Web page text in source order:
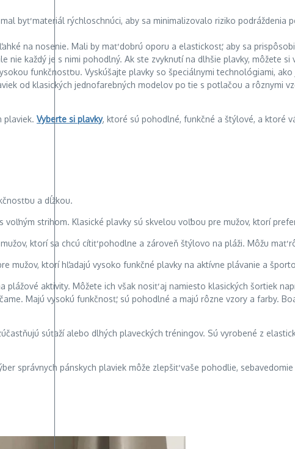
byť materiál rýchloschnúci, aby sa minimalizovalo riziko podráždenia
na nosenie. Mali by mať dobrú oporu a elastickosť, aby sa
nie každý je s nimi pohodlný. Ak ste zvyknutí na dlhšie plavky, môžete
funkčnosťou. Vyskúšajte plavky so špeciálnymi technológiami,
od klasických jednofarebných modelov po tie s potlačou a rôznymi
plaviek. Vyberte si plavky, ktoré sú pohodlné, funkčné a štýlové, a ktoré
a dĺžkou.
strihom. Klasické plavky sú skvelou voľbou pre mužov, ktorí
ktorí sa chcú cítiť pohodlne a zároveň štýlovo na pláži. Môžu mať
mužov, ktorí hľadajú vysoko funkčné plavky na aktívne plávanie a
aktivity. Môžete ich však nosiť aj namiesto klasických šortiek
Majú vysokú funkčnosť, sú pohodlné a majú rôzne vzory a farby.
súťaží alebo dlhých plaveckých tréningov. Sú vyrobené z
správnych pánskych plaviek môže zlepšiť vaše pohodlie,